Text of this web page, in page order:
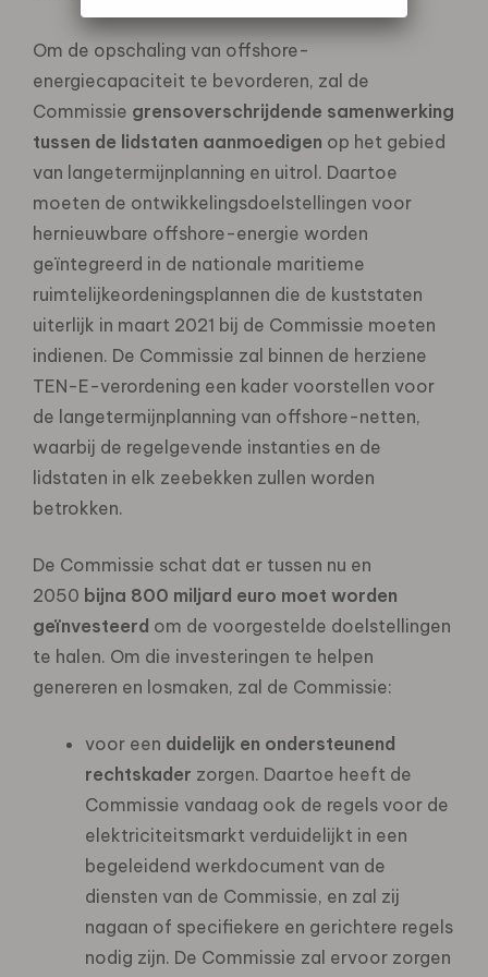
Om de opschaling van offshore-
energiecapaciteit te bevorderen, zal de
Commissie grensoverschrijdende samenwerking
tussen de lidstaten aanmoedigen op het gebied
van langetermijnplanning en uitrol. Daartoe
moeten de ontwikkelingsdoelstellingen voor
hernieuwbare offshore-energie worden
geïntegreerd in de nationale maritieme
ruimtelijkeordeningsplannen die de kuststaten
uiterlijk in maart 2021 bij de Commissie moeten
indienen. De Commissie zal binnen de herziene
TEN-E-verordening een kader voorstellen voor
de langetermijnplanning van offshore-netten,
waarbij de regelgevende instanties en de
lidstaten in elk zeebekken zullen worden
betrokken.
De Commissie schat dat er tussen nu en
2050 bijna 800 miljard euro moet worden
geïnvesteerd om de voorgestelde doelstellingen
te halen. Om die investeringen te helpen
genereren en losmaken, zal de Commissie:
voor een duidelijk en ondersteunend
rechtskader zorgen. Daartoe heeft de
Commissie vandaag ook de regels voor de
elektriciteitsmarkt verduidelijkt in een
begeleidend werkdocument van de
diensten van de Commissie, en zal zij
nagaan of specifiekere en gerichtere regels
nodig zijn. De Commissie zal ervoor zorgen